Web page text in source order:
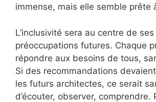
immense, mais elle semble prête
L’inclusivité sera au centre de ses
préoccupations futures. Chaque
répondre aux besoins de tous,
Si des recommandations
les futurs architectes, ce serait
d’écouter, observer, comprendre.